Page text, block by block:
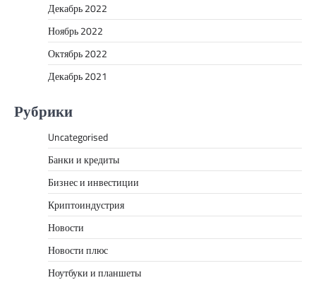
Декабрь 2022
Ноябрь 2022
Октябрь 2022
Декабрь 2021
Рубрики
Uncategorised
Банки и кредиты
Бизнес и инвестиции
Криптоиндустрия
Новости
Новости плюс
Ноутбуки и планшеты